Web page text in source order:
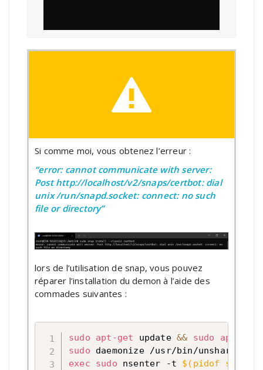
Si comme moi, vous obtenez l’erreur :
“error: cannot communicate with server:
Post http://localhost/v2/snaps/certbot: dial
unix /run/snapd.socket: connect: no such
file or directory”
lors de l’utilisation de snap, vous pouvez
réparer l’installation du demon à l’aide des
commades suivantes :
sudo apt-get update && sudo
apt-get
sudo daemonize /usr/bin/unshare --
exec
sudo nsenter -t $( pidof systemd